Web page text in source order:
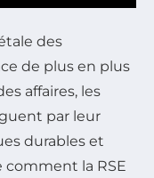
des
de plus en plus
affaires, les
par leur
durables et
comment la RSE